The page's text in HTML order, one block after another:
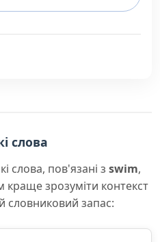
слова
слова, пов'язані з swim,
зрозуміти контекст
словниковий запас: